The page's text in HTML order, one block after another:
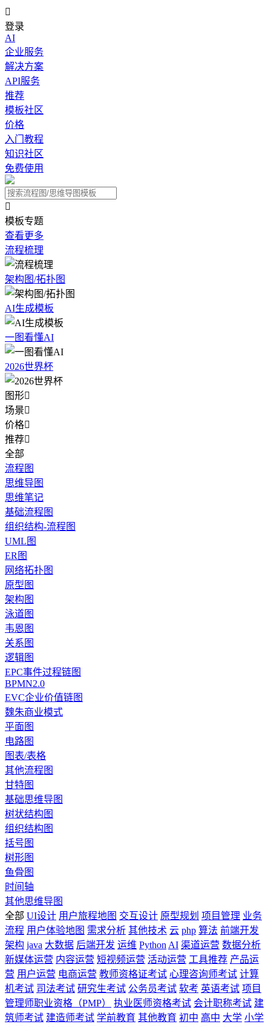

登录
AI
企业服务
解决方案
API服务
推荐
模板社区
价格
入门教程
知识社区
免费使用

模板专题
查看更多
流程梳理
架构图/拓扑图
AI生成模板
一图看懂AI
2026世界杯
图形
场景
价格
推荐
全部
流程图
思维导图
思维笔记
基础流程图
组织结构-流程图
UML图
ER图
网络拓扑图
原型图
架构图
泳道图
韦恩图
关系图
逻辑图
EPC事件过程链图
BPMN2.0
EVC企业价值链图
魏朱商业模式
平面图
电路图
图表/表格
其他流程图
甘特图
基础思维导图
树状结构图
组织结构图
括号图
树形图
鱼骨图
时间轴
其他思维导图
全部 UI设计 用户旅程地图 交互设计 原型规划 项目管理 业务
流程 用户体验地图 需求分析 其他技术 云 php 算法 前端开发
架构 java 大数据 后端开发 运维 Python AI 渠道运营 数据分析
新媒体运营 内容运营 短视频运营 活动运营 工具推荐 产品运
营 用户运营 电商运营 教师资格证考试 心理咨询师考试 计算
机考试 司法考试 研究生考试 公务员考试 软考 英语考试 项目
管理师职业资格（PMP）
执业医师资格考试 会计职称考试 建
筑师考试 建造师考试 学前教育 其他教育 初中 高中 大学 小学